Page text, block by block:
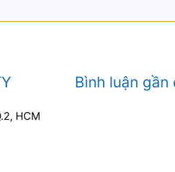
HCM
Bình luận gần